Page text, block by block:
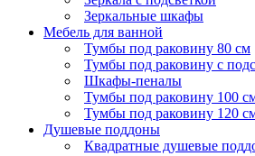
Зеркальные шкафы
Мебель для ванной
Тумбы под раковину 80 см
Тумбы под раковину с
Шкафы-пеналы
Тумбы под раковину 100
Тумбы под раковину 120
Душевые поддоны
Квадратные душевые